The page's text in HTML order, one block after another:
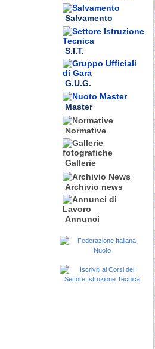
Salvamento
S.I.T.
G.U.G.
Master
Normative
Gallerie
Archivio news
Annunci